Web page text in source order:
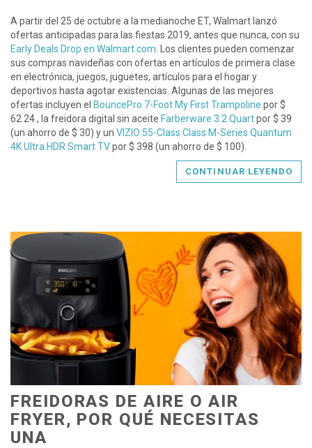
A partir del 25 de octubre a la medianoche ET, Walmart lanzó
ofertas anticipadas para las fiestas 2019, antes que nunca, con su
Early Deals Drop en Walmart.com . Los clientes pueden comenzar
sus compras navideñas con ofertas en artículos de primera clase
en electrónica, juegos, juguetes, artículos para el hogar y
deportivos hasta agotar existencias. Algunas de las mejores
ofertas incluyen el BouncePro 7-Foot My First Trampoline por $
62.24 , la freidora digital sin aceite Farberware 3.2 Quartpor $ 39
(un ahorro de $ 30) y un VIZIO 55-Class Class M-Series Quantum
4K Ultra HDR Smart TVpor $ 398 (un ahorro de $ 100).
CONTINUAR LEYENDO
FREIDORAS DE AIRE O AIR
FRYER, POR QUÉ NECESITAS
UNA